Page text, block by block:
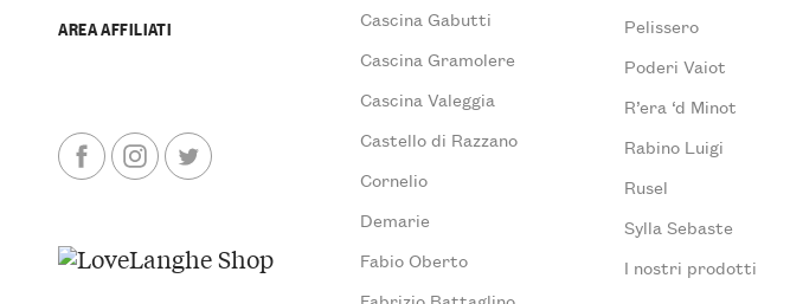
AREA AFFILIATI
Cascina Gabutti
Cascina Gramolere
Cascina Valeggia
Castello di Razzano
Cornelio
Demarie
Fabio Oberto
Pelissero
Poderi Vaiot
R’era ‘d Minot
Rabino Luigi
Rusel
Sylla Sebaste
I nostri prodotti